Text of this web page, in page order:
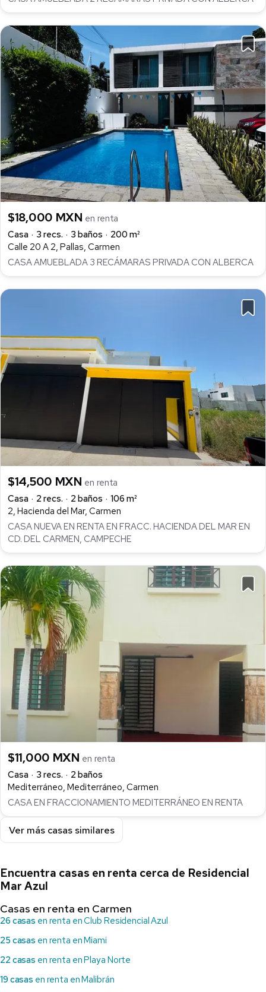
$18,000 MXN en renta
Casa
3 recs. 3 baños
200 m²
Calle 20 A 2, Pallas, Carmen
CASA AMUEBLADA 3 RECÁMARAS PRIVADA CON ALBERCA
$14,500 MXN en renta
Casa
2 recs. 2 baños
106 m²
2, Hacienda del Mar, Carmen
CASA NUEVA EN RENTA EN FRACC. HACIENDA DEL MAR EN
CD. DEL CARMEN, CAMPECHE
$11,000 MXN en renta
Casa
3 recs.
2 baños
Mediterráneo, Mediterráneo, Carmen
CASA EN FRACCIONAMIENTO MEDITERRÁNEO EN RENTA
Ver más casas similares
Encuentra casas en renta cerca de Residencial
Mar Azul
Casas en renta en Carmen
26 casas en renta en Club Residencial Azul
25 casas en renta en Miami
22 casas en renta en Playa Norte
19 casas en renta en Malibrán